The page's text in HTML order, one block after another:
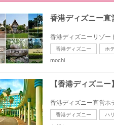
香港ディズニー直
香港ディズニーリゾー
香港ディズニー ホ
mochi
【香港ディズニ
香港ディズニー直営ホ
香港ディズニー ハ